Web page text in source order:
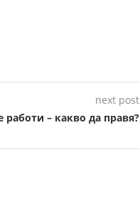
next post
работи – какво да правя?